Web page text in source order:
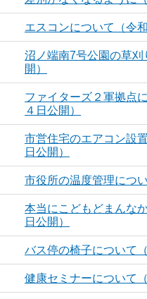
エスコンについて（令
沼ノ端南7号公園の草
開）
ファイターズ２軍拠点
４日公開）
市営住宅のエアコン設
日公開）
市役所の温度管理につ
本当にこどもどまんな
日公開）
バス停の椅子について
健康セミナーについて